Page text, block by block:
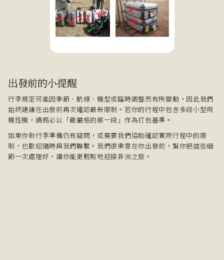
出發前的小提醒
行李規定可能因季節、航線、機型或臨時調整而有所變動，因此我們
始終建議在出發前再次確認最新限制。若你的行程中包含多段小型飛
機班機，請務必以「最嚴格的那一段」作為打包基準。
如果你對行李準備仍有疑問，或需要我們協助確認實際行程中的限
制，也歡迎隨時與我們聯繫。我們很樂意在你出發前，幫你把這些細
節一次處理好，讓你能更輕鬆地迎接非洲之旅。